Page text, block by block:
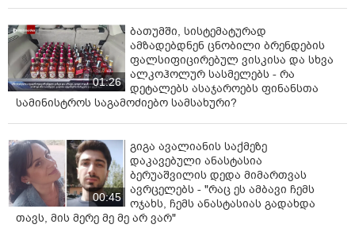
01:26
ბათუმში, სისტემატურად
ამზადებდნენ ცნობილი ბრენდების
ფალსიფიცირებულ ვისკისა და სხვა
ალკოჰოლურ სასმელებს - რა
დეტალებს ასაჯაროებს ფინანსთა
სამინისტროს საგამოძიებო სამსახური?
00:45
გიგა ავალიანის საქმეზე
დაკავებული ანასტასია
ბერუაშვილის დედა მიმართვას
ავრცელებს - "რაც ეს ამბავი ჩემს
ოჯახს, ჩემს ანასტასიას გადახდა
თავს, მის მერე მე მე არ ვარ"